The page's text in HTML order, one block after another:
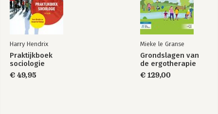
Harry Hendrix
Praktijkboek
sociologie
€ 49,95
Mieke le Granse
Grondslagen van
de ergotherapie
€ 129,00